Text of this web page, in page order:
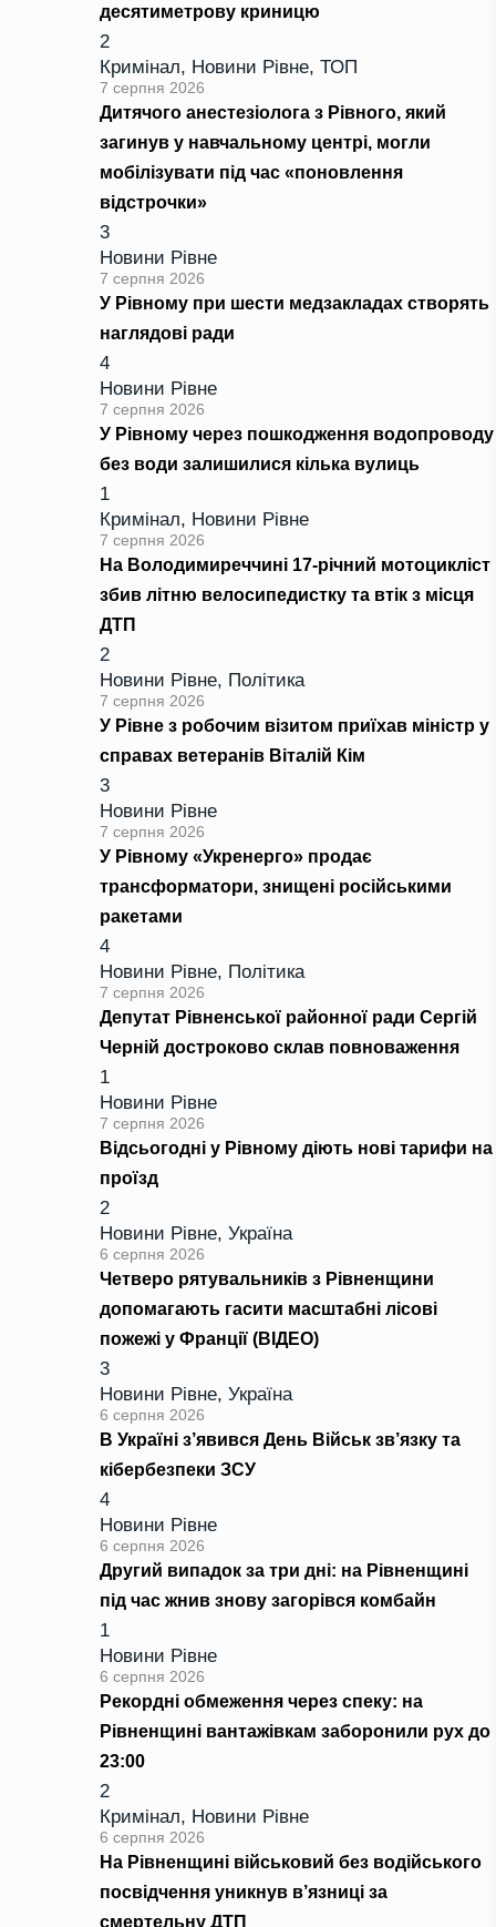
десятиметрову криницю
2
Кримінал, Новини Рівне, ТОП
7 серпня 2026
Дитячого анестезіолога з Рівного, який
загинув у навчальному центрі, могли
мобілізувати під час «поновлення
відстрочки»
3
Новини Рівне
7 серпня 2026
У Рівному при шести медзакладах створять
наглядові ради
4
Новини Рівне
7 серпня 2026
У Рівному через пошкодження водопроводу
без води залишилися кілька вулиць
1
Кримінал, Новини Рівне
7 серпня 2026
На Володимиреччині 17-річний мотоцикліст
збив літню велосипедистку та втік з місця
ДТП
2
Новини Рівне, Політика
7 серпня 2026
У Рівне з робочим візитом приїхав міністр у
справах ветеранів Віталій Кім
3
Новини Рівне
7 серпня 2026
У Рівному «Укренерго» продає
трансформатори, знищені російськими
ракетами
4
Новини Рівне, Політика
7 серпня 2026
Депутат Рівненської районної ради Сергій
Черній достроково склав повноваження
1
Новини Рівне
7 серпня 2026
Відсьогодні у Рівному діють нові тарифи на
проїзд
2
Новини Рівне, Україна
6 серпня 2026
Четверо рятувальників з Рівненщини
допомагають гасити масштабні лісові
пожежі у Франції (ВІДЕО)
3
Новини Рівне, Україна
6 серпня 2026
В Україні з’явився День Військ зв’язку та
кібербезпеки ЗСУ
4
Новини Рівне
6 серпня 2026
Другий випадок за три дні: на Рівненщині
під час жнив знову загорівся комбайн
1
Новини Рівне
6 серпня 2026
Рекордні обмеження через спеку: на
Рівненщині вантажівкам заборонили рух до
23:00
2
Кримінал, Новини Рівне
6 серпня 2026
На Рівненщині військовий без водійського
посвідчення уникнув в’язниці за
смертельну ДТП